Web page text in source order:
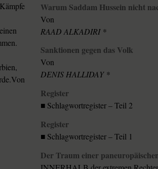
Warum Saddam Hussein nicht
Von
RAAD ALKADIRI *
Sanktionen gegen das Volk
Von
DENIS HALLIDAY *
Register
■ Schlagwortregister – Teil 2
Register
■ Schlagwortregister – Teil 1
Der Traum einer